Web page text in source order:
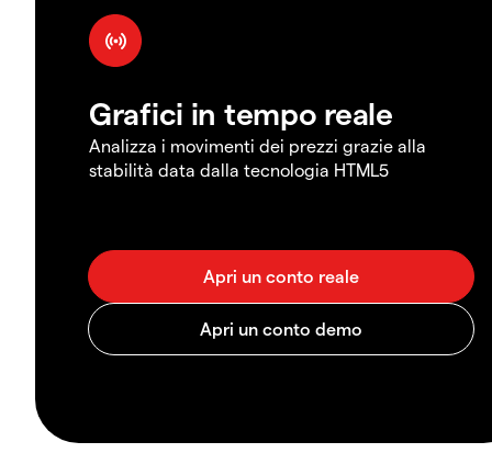
Grafici in tempo reale
Analizza i movimenti dei prezzi grazie alla
stabilità data dalla tecnologia HTML5